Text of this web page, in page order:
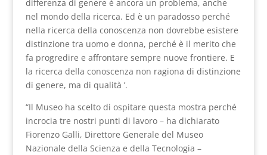
differenza di genere è ancora un problema, anche
nel mondo della ricerca. Ed è un paradosso perché
nella ricerca della conoscenza non dovrebbe esistere
distinzione tra uomo e donna, perché è il merito che
fa progredire e affrontare sempre nuove frontiere. E
la ricerca della conoscenza non ragiona di distinzione
di genere, ma di qualità ’.
“Il Museo ha scelto di ospitare questa mostra perché
incrocia tre nostri punti di lavoro – ha dichiarato
Fiorenzo Galli, Direttore Generale del Museo
Nazionale della Scienza e della Tecnologia –